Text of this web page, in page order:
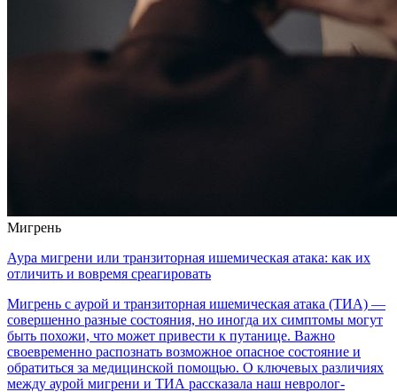
Мигрень
Аура мигрени или транзиторная ишемическая атака: как их
отличить и вовремя среагировать
Мигрень с аурой и транзиторная ишемическая атака (ТИА) —
совершенно разные состояния, но иногда их симптомы могут
быть похожи, что может привести к путанице. Важно
своевременно распознать возможное опасное состояние и
обратиться за медицинской помощью. О ключевых различиях
между аурой мигрени и ТИА рассказала наш невролог-